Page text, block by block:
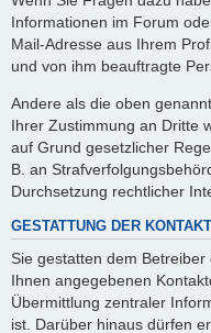
Informationen im Forum
Mail-Adresse aus Ihrem
und von ihm beauftragte
Andere als die oben
Ihrer Zustimmung an Dritte
auf Grund gesetzlicher
B. an
Durchsetzung rechtlicher
GESTATTUNG DER
Sie gestatten dem
Ihnen angegebenen
Übermittlung zentraler
ist. Darüber hinaus dürfen